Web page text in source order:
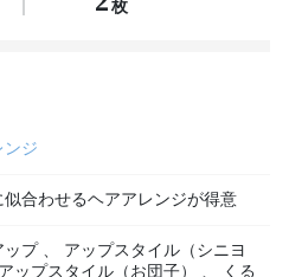
枚
ンジ
似合わせるヘアアレンジが得意
ップ 、
アップスタイル（シニヨ
アップスタイル（お団子） 、
くる